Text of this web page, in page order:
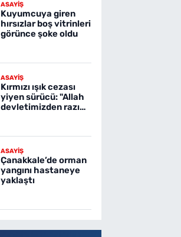
ASAYİŞ
Kuyumcuya giren
hırsızlar boş vitrinleri
görünce şoke oldu
ASAYİŞ
Kırmızı ışık cezası
yiyen sürücü: "Allah
devletimizden razı
ASAYİŞ
Çanakkale’de orman
yangını hastaneye
yaklaştı